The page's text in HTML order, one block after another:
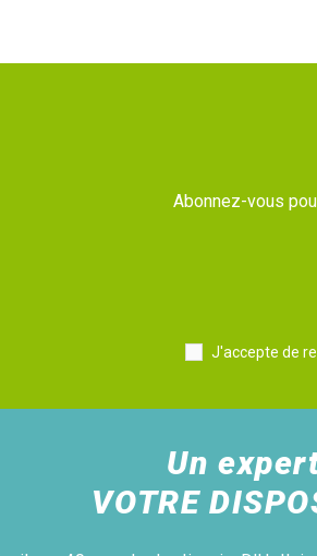
Abonnez-vous
J'accepte de
Un
VOTRE